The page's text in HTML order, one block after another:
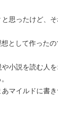
思ったけど、
として作ったの
小説を読む人
マイルドに書
と、冷やし中華